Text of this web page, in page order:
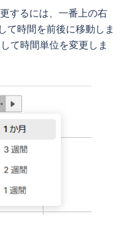
するには、一番上の右
て時間を前後に移動しま
て時間単位を変更しま